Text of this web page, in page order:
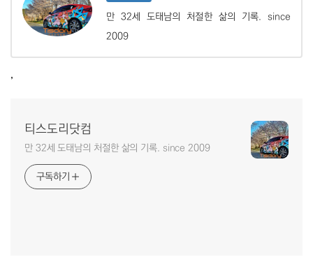
만 32세 도태남의 처절한 삶의 기록. since
2009
,
티스도리닷컴
만 32세 도태남의 처절한 삶의 기록. since 2009
구독하기